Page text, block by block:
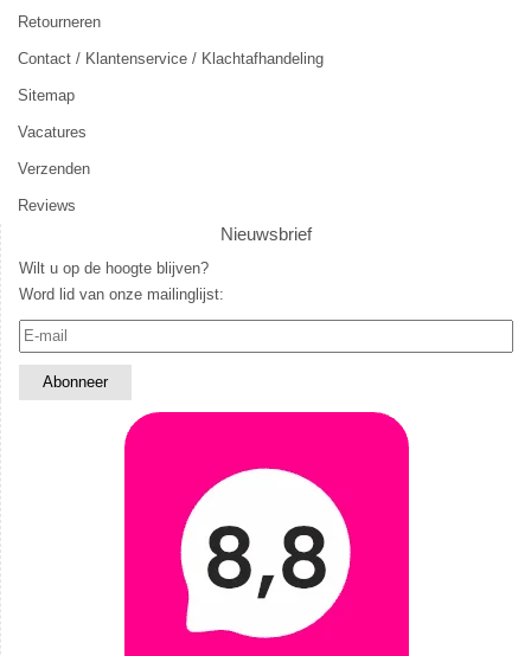
Retourneren
Contact / Klantenservice / Klachtafhandeling
Sitemap
Vacatures
Verzenden
Reviews
Nieuwsbrief
Wilt u op de hoogte blijven?
Word lid van onze mailinglijst: